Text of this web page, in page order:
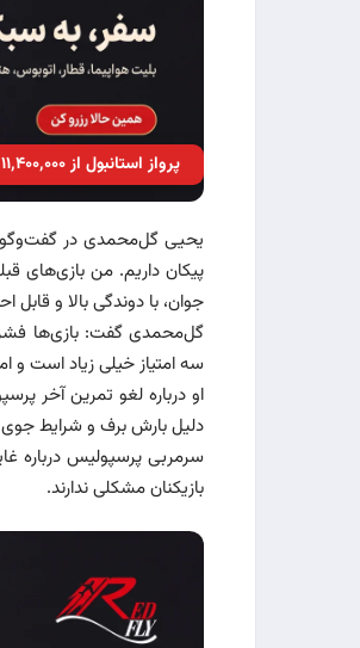
پرواز استانبول از ۱۱٬۴۰۰٬۰۰۰ تومان
یحیی گل‌محمدی در گفت‌وگو
پیکان داریم. من بازی‌های
جوان، با دوندگی بالا و قابل
گل‌محمدی گفت: بازی‌ها
سه امتیاز خیلی زیاد است و
او درباره لغو تمرین آخر
دلیل بارش برف و شرایط
سرمربی پرسپولیس درباره
بازیکنان مشکلی ندارند.